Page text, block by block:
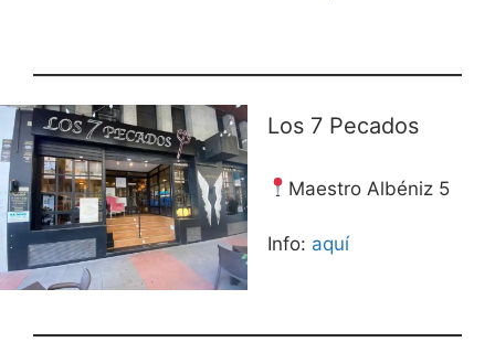
Los 7 Pecados
Maestro Albéniz 5
Info: aquí